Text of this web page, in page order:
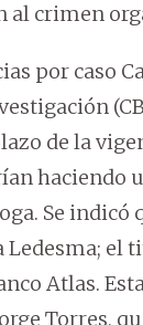
al crimen
por caso
de la
haciendo
Se indicó
Ledesma; el
Atlas.
Torres,